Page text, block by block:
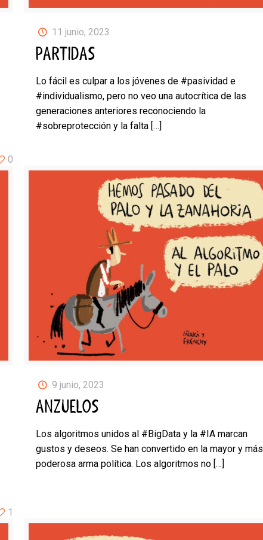
11 junio, 2023
PARTIDAS
Lo fácil es culpar a los jóvenes de #pasividad e
#individualismo, pero no veo una autocrítica de las
generaciones anteriores reconociendo la
#sobreprotección y la falta […]
0
9 junio, 2023
ANZUELOS
Los algoritmos unidos al #BigData y la #IA marcan
gustos y deseos. Se han convertido en la mayor y más
poderosa arma política. Los algoritmos no […]
1